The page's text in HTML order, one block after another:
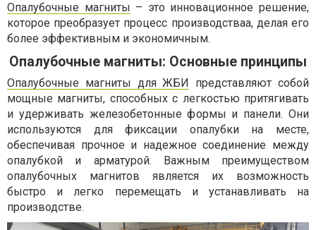
Опалубочные магниты – это инновационное решение,
которое преобразует процесс производстваа, делая его
более эффективным и экономичным.
Опалубочные магниты: Основные принципы
Опалубочные магниты для ЖБИ представляют собой
мощные магниты, способных с легкостью притягивать
и удерживать железобетонные формы и панели. Они
используются для фиксации опалубки на месте,
обеспечивая прочное и надежное соединение между
опалубкой и арматурой. Важным преимуществом
опалубочных магнитов является их возможность
быстро и легко перемещать и устанавливать на
производстве.